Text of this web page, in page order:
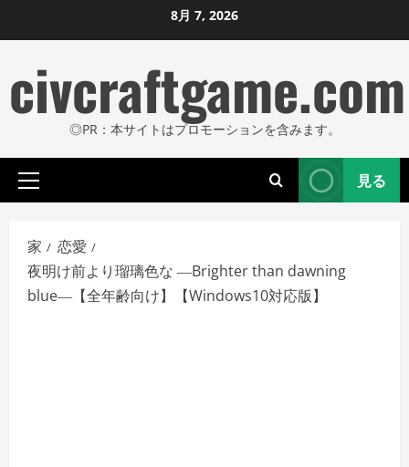
ン
ン
ツ
ス
ッ
8月 7, 2026
civcraftgame.com
◎PR：本サイトはプロモーションを含みます。
プ
イ
マ
リ
メ
見る
家
恋愛
夜明け前より瑠璃色な ―Brighter than dawning
blue―【全年齢向け】【Windows10対応版】